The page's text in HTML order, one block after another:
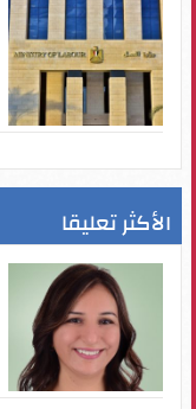
الأكثر تعليقا